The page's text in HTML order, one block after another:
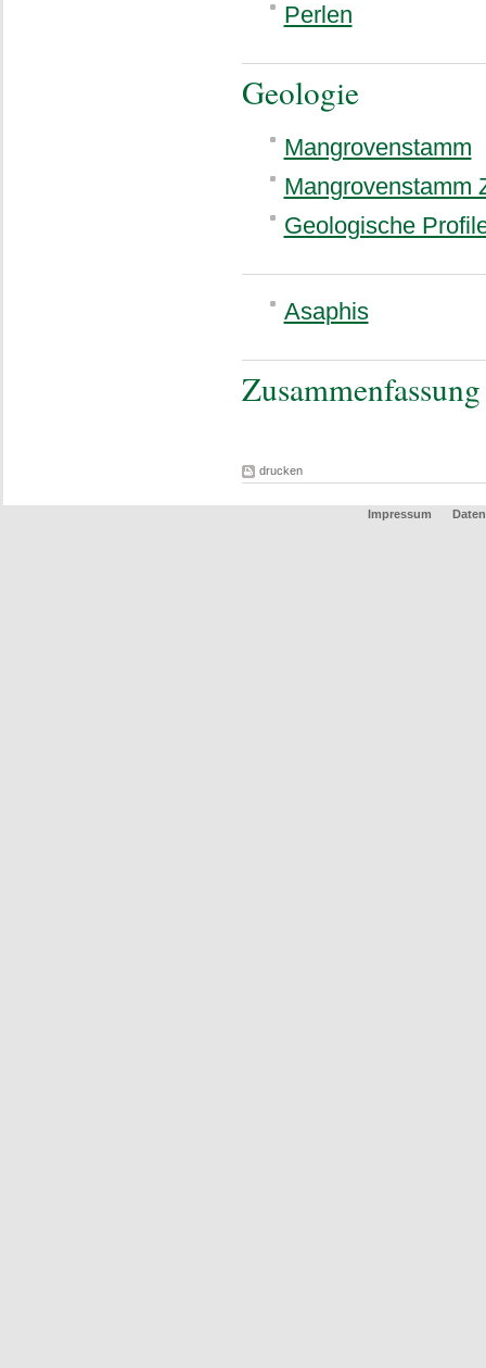
Perlen
Geologie
Mangrovenstamm
Mangrovenstamm
Geologische
Asaphis
Zusammenfassung
drucken
Impressum